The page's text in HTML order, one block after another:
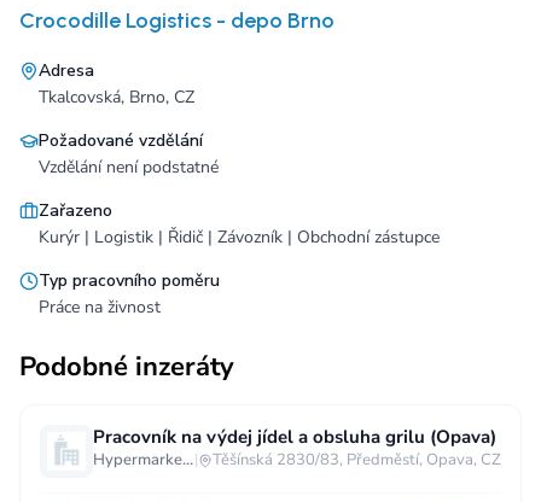
Crocodille Logistics - depo Brno
Adresa
Tkalcovská, Brno, CZ
Požadované vzdělání
Vzdělání není podstatné
Zařazeno
Kurýr | Logistik | Řidič | Závozník | Obchodní zástupce
Typ pracovního poměru
Práce na živnost
Podobné inzeráty
Pracovník na výdej jídel a obsluha grilu (Opava)
Hypermarket - Opava| Těšínská 2830/83, Předměstí, Opava, CZ